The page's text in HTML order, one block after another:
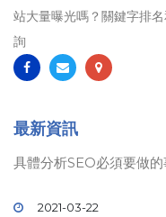
站大量曝光嗎？關鍵字排
詢
最新資訊
具體分析SEO必須要做
2021-03-22